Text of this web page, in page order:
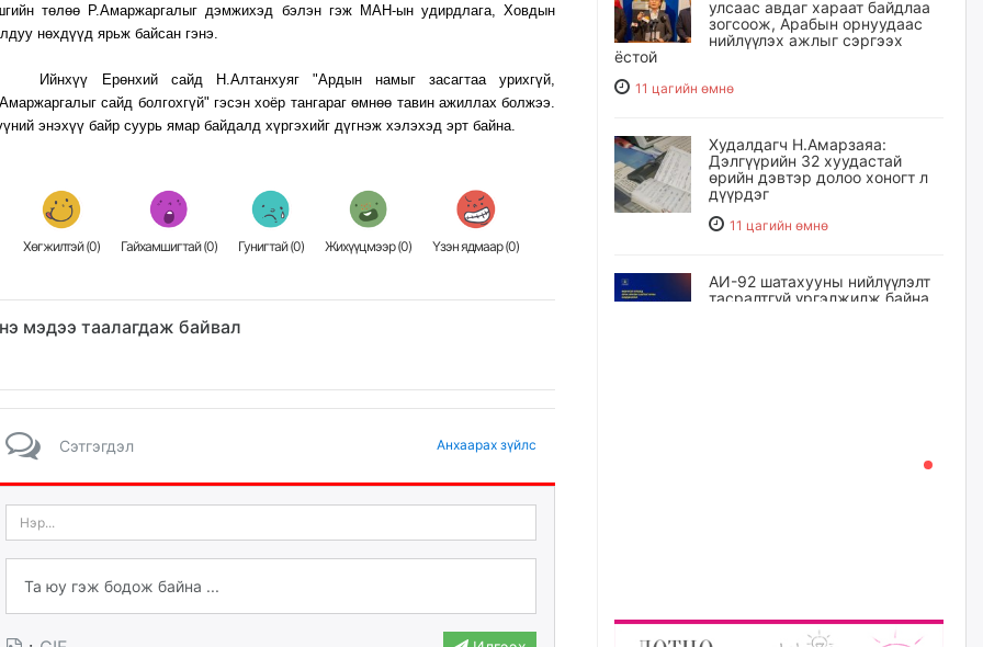
төлөө Р.Амаржаргалыг дэмжихэд бэлэн гэж МАН-ын удирдлага, Ховдын
нөхдүүд ярьж байсан гэнэ.
Ерөнхий сайд Н.Алтанхуяг "Ардын намыг засагтаа урихгүй,
сайд болгохгүй" гэсэн хоёр тангараг өмнөө тавин ажиллах болжээ.
энэхүү байр суурь ямар байдалд хүргэхийг дүгнэж хэлэхэд эрт байна.
Хөгжилтэй (0) Гайхамшигтай (0) Гунигтай (0) Жихүүцмээр (0) Үзэн ядмаар (0)
мэдээ таалагдаж байвал
Сэтгэгдэл Анхаарах зүйлс
улсаас авдаг хараат байдлаа
зогсоож, Арабын орнуудаас
нийлүүлэх ажлыг сэргээх
ёстой
11 цагийн өмнө
Худалдагч Н.Амарзаяа:
Дэлгүүрийн 32 хуудастай
өрийн дэвтэр долоо хоногт л
дүүрдэг
11 цагийн өмнө
АИ-92 шатахууны нийлүүлэлт
тасралтгүй үргэлжилж байна